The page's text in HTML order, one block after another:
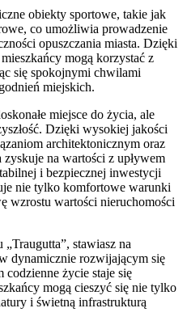
obiekty sportowe, takie jak
co umożliwia prowadzenie
opuszczania miasta. Dzięki
mogą korzystać z
się spokojnymi chwilami
miejskich.
miejsce do życia, ale
Dzięki wysokiej jakości
architektonicznym oraz
na wartości z upływem
i bezpiecznej inwestycji
nie tylko komfortowe warunki
wzrostu wartości nieruchomości
stawiasz na
dynamicznie rozwijającym się
codzienne życie staje się
mogą cieszyć się nie tylko
i świetną infrastrukturą